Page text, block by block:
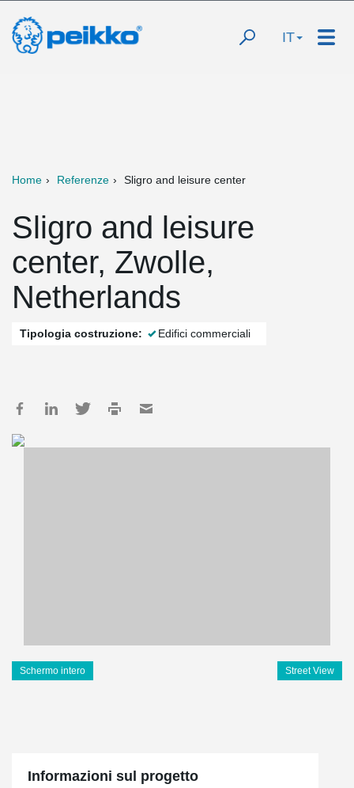
IT
Home Referenze Sligro and leisure center
Sligro and leisure
center, Zwolle,
Netherlands
Tipologia costruzione: Edifici commerciali
Schermo intero Street View
Informazioni sul progetto